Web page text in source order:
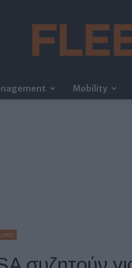
Mobility